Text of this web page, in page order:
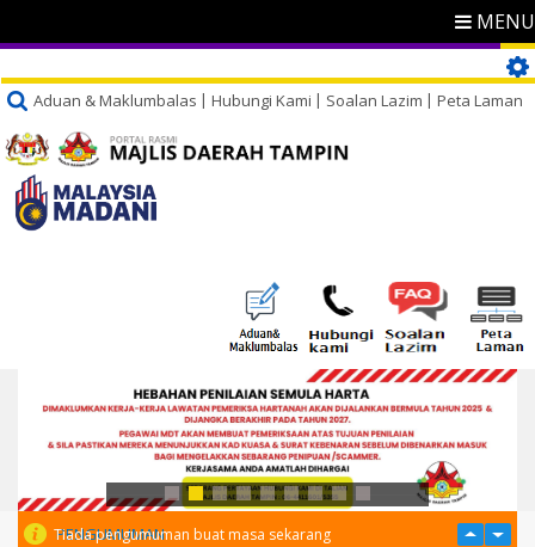
MENU
Aduan & Maklumbalas Hubungi Kami Soalan Lazim Peta Laman
PENGUMUMAN
Tiada pengumuman buat masa sekarang